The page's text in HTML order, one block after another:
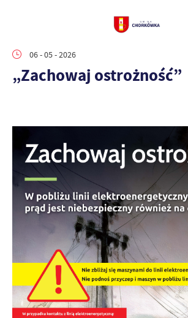
06 - 05 - 2026
„Zachowaj ostrożność”